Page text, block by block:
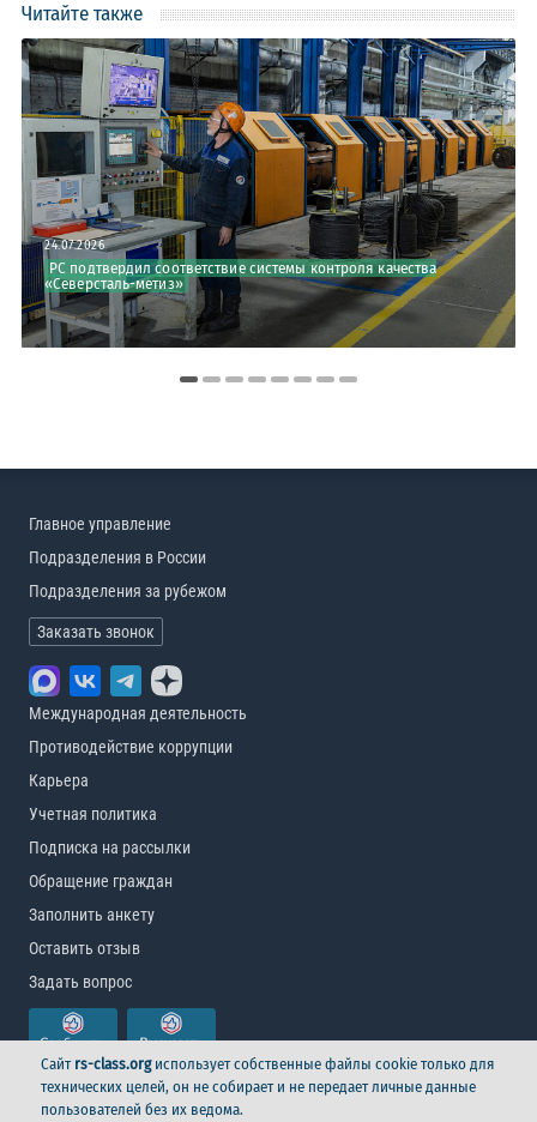
Читайте также
24.07.2026
РС подтвердил соответствие системы контроля качества
«Северсталь-метиз»
24.07.2026
РС выдал Свидетельство о соответствии предприятия компании
«Рудон»
Главное управление
Подразделения в России
Подразделения за рубежом
Заказать звонок
Международная деятельность
Противодействие коррупции
Карьера
Учетная политика
Подписка на рассылки
Обращение граждан
Заполнить анкету
Оставить отзыв
Задать вопрос
Сайт rs-class.orgиспользует собственные файлы cookie только для
технических целей, он не собирает и не передает личные данные
пользователей без их ведома.